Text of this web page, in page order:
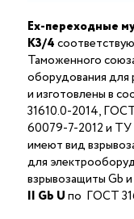
Ex-переходные
К3/4
Таможенного
оборудования для
и изготовлены в
31610.0-2014,
60079-7-2012 и ТУ
имеют вид
для
взрывозащиты Gb
II Gb Uпо ГОСТ